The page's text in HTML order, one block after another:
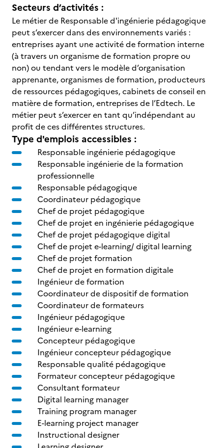
Secteurs d’activités :
Le métier de Responsable d'ingénierie pédagogique
peut s’exercer dans des environnements variés :
entreprises ayant une activité de formation interne
(à travers un organisme de formation propre ou
non) ou tendant vers le modèle d’organisation
apprenante, organismes de formation, producteurs
de ressources pédagogiques, cabinets de conseil en
matière de formation, entreprises de l’Edtech. Le
métier peut s’exercer en tant qu’indépendant au
profit de ces différentes structures.
Type d'emplois accessibles :
Responsable ingénierie pédagogique
Responsable ingénierie de la formation
professionnelle
Responsable pédagogique
Coordinateur pédagogique
Chef de projet pédagogique
Chef de projet en ingénierie pédagogique
Chef de projet pédagogique digital
Chef de projet e-learning/ digital learning
Chef de projet formation
Chef de projet en formation digitale
Ingénieur de formation
Coordinateur de dispositif de formation
Coordinateur de formateurs
Ingénieur pédagogique
Ingénieur e-learning
Concepteur pédagogique
Ingénieur concepteur pédagogique
Responsable qualité pédagogique
Formateur concepteur pédagogique
Consultant formateur
Digital learning manager
Training program manager
E-learning project manager
Instructional designer